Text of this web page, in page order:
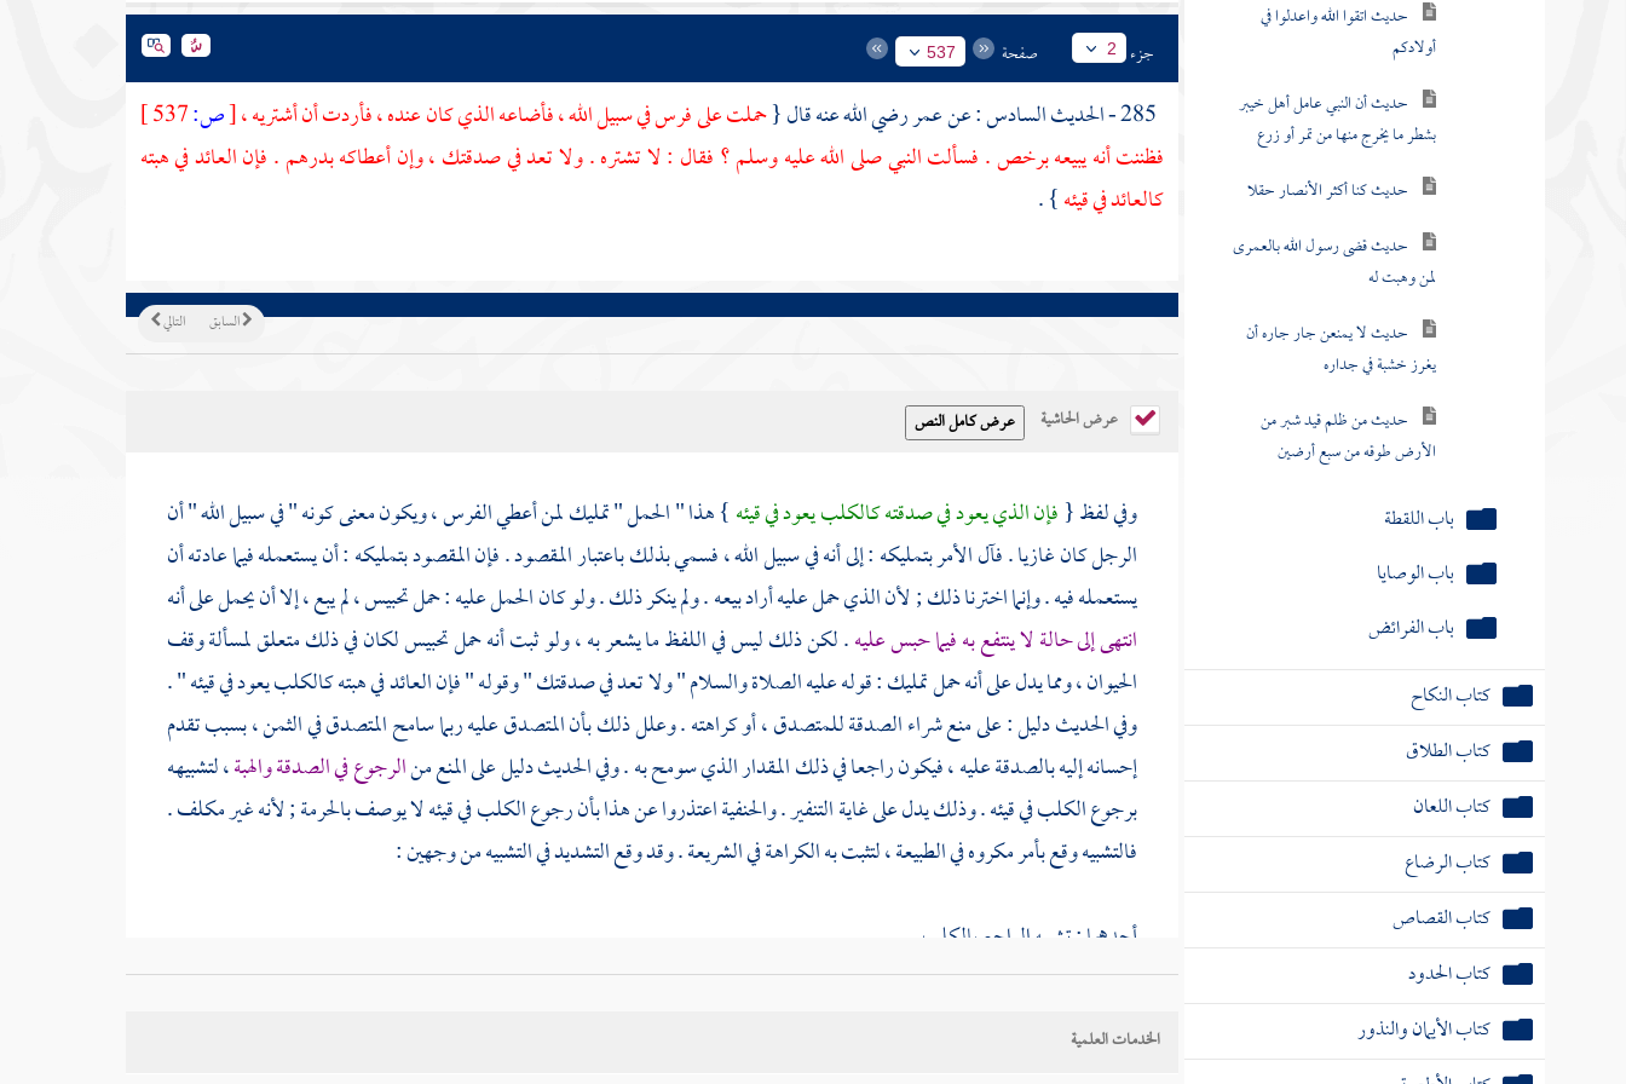
أولادكم
حديث أن النبي عامل أهل خيبر
بشطر ما يخرج منها من تمر أو زرع
حديث كنا أكثر الأنصار حقلا
حديث قضى رسول الله بالعمرى
لمن وهبت له
حديث لا يمنعن جار جاره أن
يغرز خشبة في جداره
حديث من ظلم قيد شبر من
الأرض طوقه من سبع أرضين
باب الوصايا
باب الفرائض
كتاب الطلاق
كتاب اللعان
كتاب الرضاع
كتاب القصاص
كتاب الحدود
كتاب الأيمان والنذور
كتاب الأطعمة
جزء 2 صفحة 537
عمررضي الله عنه قال {حملت على فرس في سبيل الله ، فأضاعه الذي كان عنده ، فأردت أن أشتريه ،[ص:
فظننت أنه يبيعه برخص . فسألت النبي صلى الله عليه وسلم ؟ فقال : لا تشتره . ولا تعد في صدقتك ، وإن أعطاكه بدرهم . فإن العائد في هبته
كالعائد في قيئه} .
التالي السابق
عرض الحاشية
وفي لفظ {فإن الذي يعود في صدقته كالكلب يعود في قيئه} هذا " الحمل " تمليك لمن أعطي الفرس ، ويكون معنى كونه " في سبيل الله " أن
الرجل كان غازيا . فآل الأمر بتمليكه : إلى أنه في سبيل الله ، فسمي بذلك باعتبار المقصود . فإن المقصود بتمليكه : أن يستعمله فيما عادته أن
يستعمله فيه . وإنما اخترنا ذلك ; لأن الذي حمل عليه أراد بيعه . ولم ينكر ذلك . ولو كان الحمل عليه : حمل تحبيس ، لم يبع ، إلا أن يحمل على أنه
انتهى إلى حالة لا ينتفع به فيما حبس عليه. لكن ذلك ليس في اللفظ ما يشعر به ، ولو ثبت أنه حمل تحبيس لكان في ذلك متعلق لمسألة وقف
الحيوان ، ومما يدل على أنه حمل تمليك : قوله عليه الصلاة والسلام " ولا تعد في صدقتك " وقوله " فإن العائد في هبته كالكلب يعود في قيئه " .
وفي الحديث دليل : على منع شراء الصدقة للمتصدق ، أو كراهته . وعلل ذلك بأن المتصدق عليه ربما سامح المتصدق في الثمن ، بسبب تقدم
إحسانه إليه بالصدقة عليه ، فيكون راجعا في ذلك المقدار الذي سومح به . وفي الحديث دليل على المنع منالرجوع في الصدقة والهبة، لتشبيهه
برجوع الكلب في قيئه . وذلك يدل على غاية التنفير . والحنفية اعتذروا عن هذا بأن رجوع الكلب في قيئه لا يوصف بالحرمة ; لأنه غير مكلف .
فالتشبيه وقع بأمر مكروه في الطبيعة ، لتثبت به الكراهة في الشريعة . وقد وقع التشديد في التشبيه من وجهين :
أحدهما : تشبيه الراجع بالكلب .
والثاني : تشبيه المرجوع فيه بالقيء .
الخدمات العلمية